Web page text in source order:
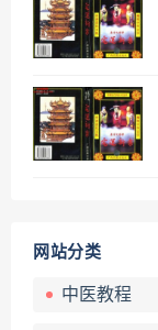
网站分类
中医教程